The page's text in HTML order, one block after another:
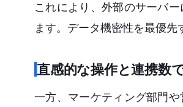
これにより、外部のサーバ
ます。データ機密性を最優
直感的な操作と連携数
一方、マーケティング部門